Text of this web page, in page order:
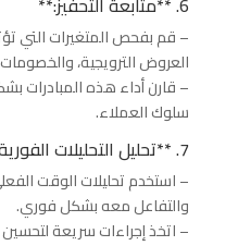
– قم بفحص المتغيرات التي
العروض الترويجية،
– قارن أداء هذه المبادرات
سلوك العملاء.
7. **تحليل التحليلات الفورية:**
– استخدم تحليلات الوقت
والتفاعل معه بشكل فوري.
– اتخذ إجراءات سريعة لتحسين